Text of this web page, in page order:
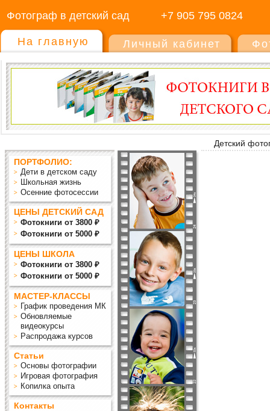
Фотограф в детский сад +7 905 795 0824
На главную Личный кабинет
Детский
ПОРТФОЛИО:
Дети в детском саду
Школьная жизнь
Осенние фотосессии
ЦЕНЫ ДЕТСКИЙ САД
Фотокниги от 3800 ₽
Фотокниги от 5000 ₽
ЦЕНЫ ШКОЛА
Фотокниги от 3800 ₽
Фотокниги от 5000 ₽
МАСТЕР-КЛАССЫ
График проведения МК
Обновляемые
видеокурсы
Распродажа курсов
Статьи
Основы фотографии
Игровая фотография
Копилка опыта
Контакты